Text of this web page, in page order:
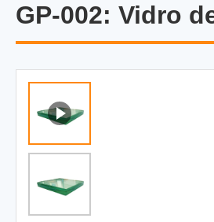
GP-002: Vidro
GP-002: Vidro